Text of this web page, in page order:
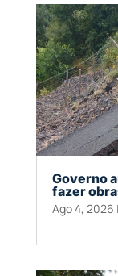
Governo
fazer
Ago 4, 2026 |